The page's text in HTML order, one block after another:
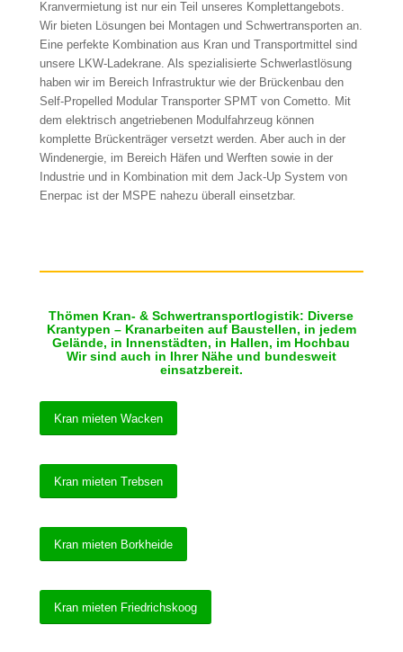
Kranvermietung ist nur ein Teil unseres Komplettangebots.
Wir bieten Lösungen bei Montagen und Schwertransporten an.
Eine perfekte Kombination aus Kran und Transportmittel sind
unsere LKW-Ladekrane. Als spezialisierte Schwerlastlösung
haben wir im Bereich Infrastruktur wie der Brückenbau den
Self-Propelled Modular Transporter SPMT von Cometto. Mit
dem elektrisch angetriebenen Modulfahrzeug können
komplette Brückenträger versetzt werden. Aber auch in der
Windenergie, im Bereich Häfen und Werften sowie in der
Industrie und in Kombination mit dem Jack-Up System von
Enerpac ist der MSPE nahezu überall einsetzbar.
Thömen Kran- & Schwertransportlogistik: Diverse
Krantypen – Kranarbeiten auf Baustellen, in jedem
Gelände, in Innenstädten, in Hallen, im Hochbau
Wir sind auch in Ihrer Nähe und bundesweit
einsatzbereit.
Kran mieten Wacken
Kran mieten Trebsen
Kran mieten Borkheide
Kran mieten Friedrichskoog